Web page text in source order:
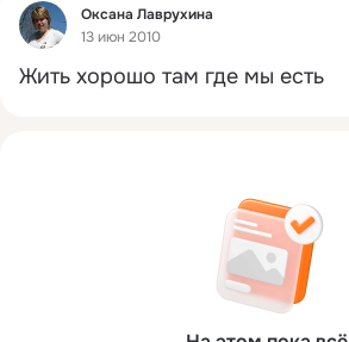
Фид
Оксана Лаврухина
13 июн 2010
Жить хорошо там где мы есть